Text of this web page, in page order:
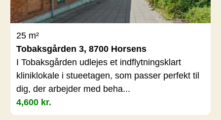
25 m²
Tobaksgården 3, 8700 Horsens
I Tobaksgården udlejes et indflytningsklart
kliniklokale i stueetagen, som passer perfekt til
dig, der arbejder med beha...
4,600 kr.